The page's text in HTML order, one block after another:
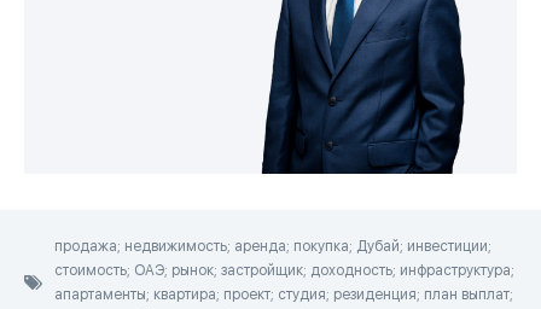
продажа; недвижимость; аренда; покупка; Дубай; инвестиции;
стоимость; ОАЭ; рынок; застройщик; доходность; инфраструктура;
апартаменты; квартира; проект; студия; резиденция; план выплат;